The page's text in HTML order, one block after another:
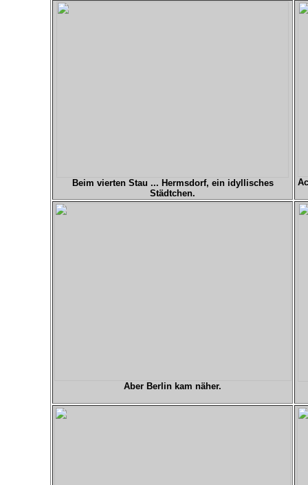
Beim vierten Stau ... Hermsdorf, ein idyllisches
Städtchen.
Aber Berlin kam näher.